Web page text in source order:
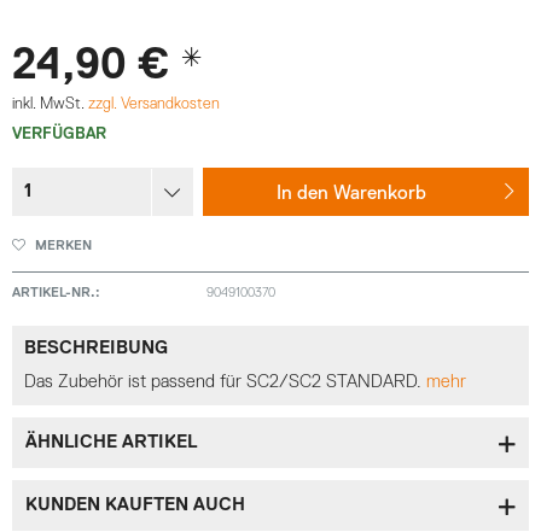
24,90 € *
inkl. MwSt. zzgl. Versandkosten
VERFÜGBAR
In den Warenkorb
MERKEN
ARTIKEL-NR.: 9049100370
BESCHREIBUNG
Das Zubehör ist passend für SC2/SC2 STANDARD. mehr
ÄHNLICHE ARTIKEL
KUNDEN KAUFTEN AUCH